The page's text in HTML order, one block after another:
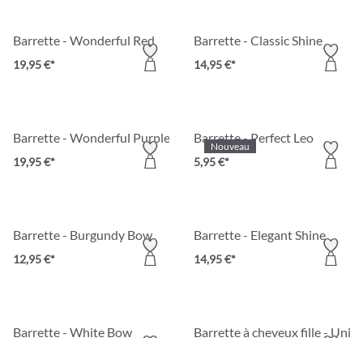
Barrette - Wonderful Red
19,95 €*
Barrette - Classic Shine
14,95 €*
Barrette - Wonderful Purple
19,95 €*
Nouveau
Barrette - Perfect Leo
5,95 €*
Barrette - Burgundy Bow
12,95 €*
Barrette - Elegant Shine
14,95 €*
Barrette - White Bow Barrette à cheveux fille -